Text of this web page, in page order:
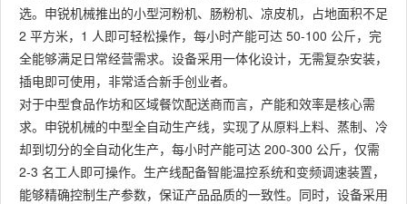
选。申锐机械推出的小型河粉机、肠粉机、凉皮机，占地面积不足
2 平方米，1 人即可轻松操作，每小时产能可达 50-100 公斤，完
全能够满足日常经营需求。设备采用一体化设计，无需复杂安装，
插电即可使用，非常适合新手创业者。
对于中型食品作坊和区域餐饮配送商而言，产能和效率是核心需
求。申锐机械的中型全自动生产线，实现了从原料上料、蒸制、冷
却到切分的全自动化生产，每小时产能可达 200-300 公斤，仅需
2-3 名工人即可操作。生产线配备智能温控系统和变频调速装置，
能够精确控制生产参数，保证产品品质的一致性。同时，设备采用